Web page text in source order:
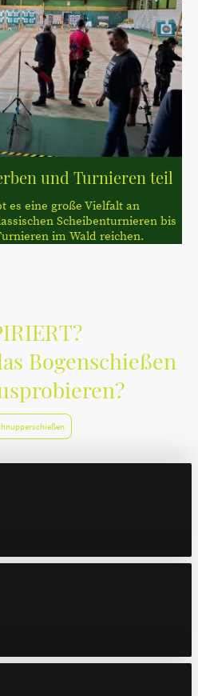
und Turnieren teil
es eine große Vielfalt an
Scheibenturnieren bis
im Wald reichen.
Bogenschießen